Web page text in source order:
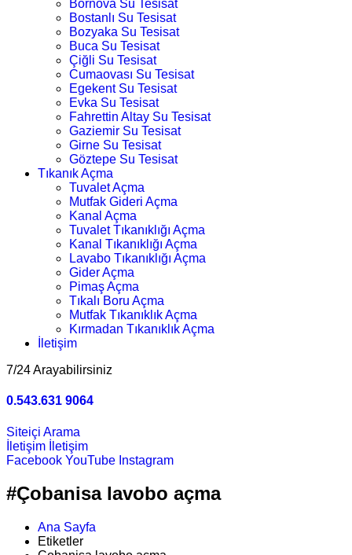
Bornova Su Tesisat
Bostanlı Su Tesisat
Bozyaka Su Tesisat
Buca Su Tesisat
Çiğli Su Tesisat
Cumaovası Su Tesisat
Egekent Su Tesisat
Evka Su Tesisat
Fahrettin Altay Su Tesisat
Gaziemir Su Tesisat
Girne Su Tesisat
Göztepe Su Tesisat
Tıkanık Açma
Tuvalet Açma
Mutfak Gideri Açma
Kanal Açma
Tuvalet Tıkanıklığı Açma
Kanal Tıkanıklığı Açma
Lavabo Tıkanıklığı Açma
Gider Açma
Pimaş Açma
Tıkalı Boru Açma
Mutfak Tıkanıklık Açma
Kırmadan Tıkanıklık Açma
İletişim
7/24 Arayabilirsiniz
0.543.631 9064
Siteiçi Arama
İletişim
İletişim
Facebook YouTube Instagram
#Çobanisa lavobo açma
Ana Sayfa
Etiketler